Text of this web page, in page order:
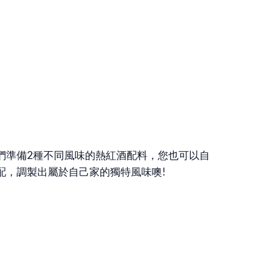
準備2種不同風味的熱紅酒配料，您也可以自
，調製出屬於自己家的獨特風味噢!